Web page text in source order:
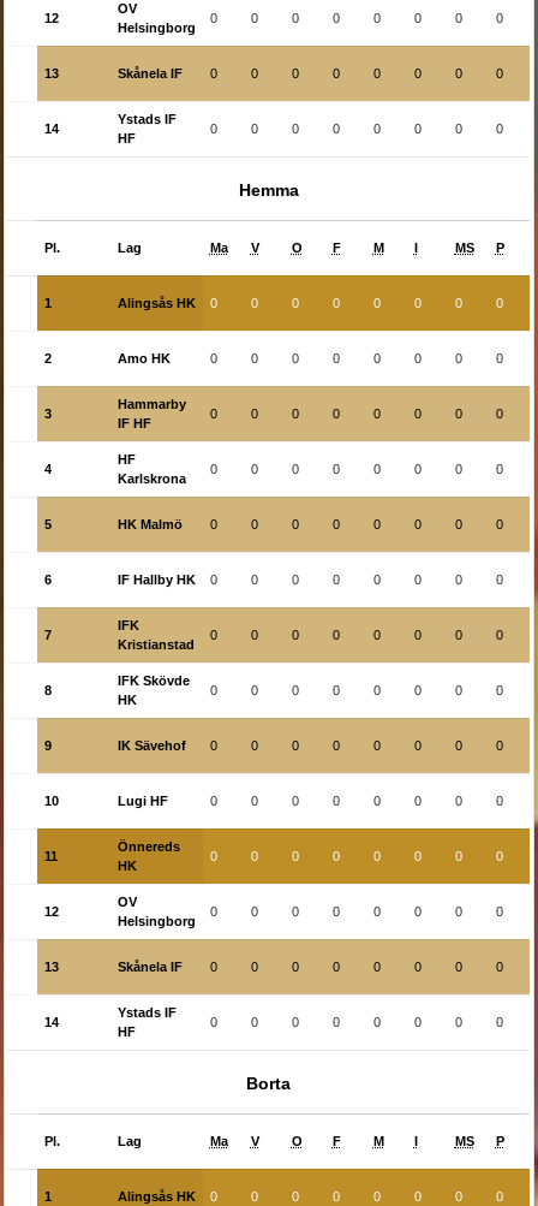
12
OV
Helsingborg
0 0 0 0 0 0 0 0
13 Skånela IF 0 0 0 0 0 0 0 0
14
Ystads IF
HF
0 0 0 0 0 0 0 0
Hemma
Pl. Lag Ma V O F M I MS P
1 Alingsås HK 0 0 0 0 0 0 0 0
2 Amo HK 0 0 0 0 0 0 0 0
3
Hammarby
IF HF
0 0 0 0 0 0 0 0
4
HF
Karlskrona
0 0 0 0 0 0 0 0
5 HK Malmö 0 0 0 0 0 0 0 0
6 IF Hallby HK 0 0 0 0 0 0 0 0
7
IFK
Kristianstad
0 0 0 0 0 0 0 0
8
IFK Skövde
HK
0 0 0 0 0 0 0 0
9 IK Sävehof 0 0 0 0 0 0 0 0
10 Lugi HF 0 0 0 0 0 0 0 0
11
Önnereds
HK
0 0 0 0 0 0 0 0
12
OV
Helsingborg
0 0 0 0 0 0 0 0
13 Skånela IF 0 0 0 0 0 0 0 0
14
Ystads IF
HF
0 0 0 0 0 0 0 0
Borta
Pl. Lag Ma V O F M I MS P
1 Alingsås HK 0 0 0 0 0 0 0 0